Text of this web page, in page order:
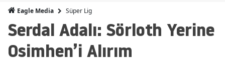
Eagle Media Süper Lig
Serdal Adalı: Sörloth Yerine
Osimhen’i Alırım